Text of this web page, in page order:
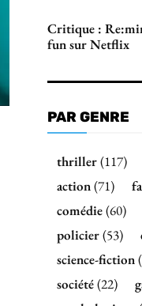
Critique :
fun sur Netflix
PAR GENRE
thriller(117)
action(71)
comédie(60)
policier(53)
science-fiction
société(22)